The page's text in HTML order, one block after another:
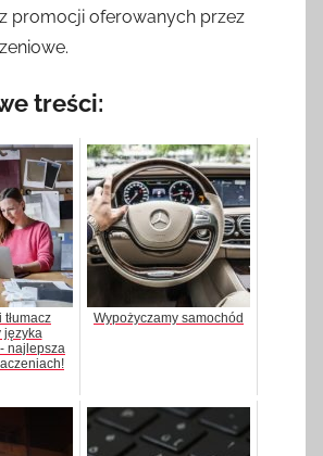
promocji oferowanych przez
treści:
języka
najlepsza
Wypożyczamy samochód